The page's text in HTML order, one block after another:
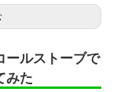
ールストーブで
みた